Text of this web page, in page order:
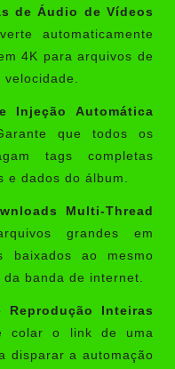
de Áudio de Vídeos
automaticamente
4K para arquivos de
Injeção Automática
que todos os
tags completas
e dados do álbum.
Multi-Thread
grandes em
baixados ao mesmo
banda de internet.
Inteiras
colar o link de uma
disparar a automação